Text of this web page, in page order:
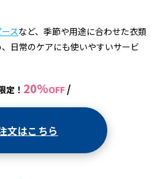
スなど、季節や用途に合わせた衣類
日常のケアにも使いやすいサービ
定！ 20%OFF /
文はこちら